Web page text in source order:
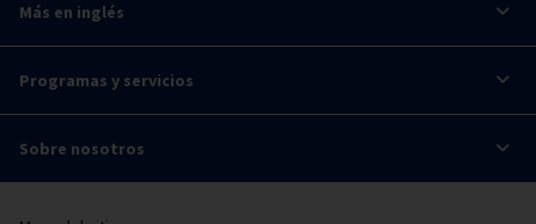
Más en inglés
Programas y servicios
Sobre nosotros